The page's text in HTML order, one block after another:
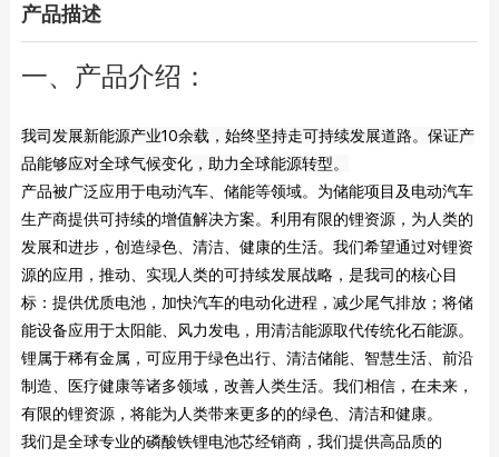
产品描述
一、产品介绍：
我司发展新能源产业10余载，始终坚持走可持续发展道路。保证产
品能够应对全球气候变化，助力全球能源转型。
产品被广泛应用于电动汽车、储能等领域。为储能项目及电动汽车
生产商提供可持续的增值解决方案。利用有限的锂资源，为人类的
发展和进步，创造绿色、清洁、健康的生活。 我们希望通过对锂资
源的应用，推动、实现人类的可持续发展战略，是我司的核心目
标：提供优质电池，加快汽车的电动化进程，减少尾气排放；将储
能设备应用于太阳能、风力发电，用清洁能源取代传统化石能源。
锂属于稀有金属，可应用于绿色出行、清洁储能、智慧生活、前沿
制造、医疗健康等诸多领域，改善人类生活。我们相信，在未来，
有限的锂资源，将能为人类带来更多的的绿色、清洁和健康。
我们是全球专业的磷酸铁锂电池芯经销商，我们提供高品质的